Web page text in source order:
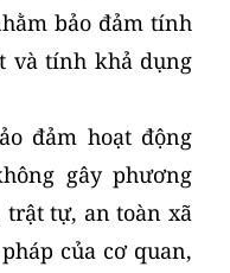
bảo đảm tính
và tính khả dụng
đảm hoạt động
gây phương
tự, an toàn xã
của cơ quan,